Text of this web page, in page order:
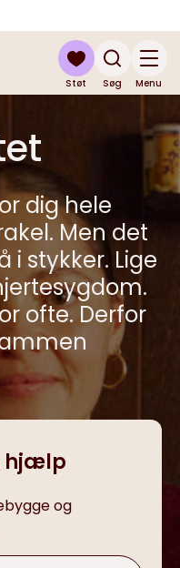
Søg
Støt Menu
dig hele
Men det
i stykker. Lige
ofte. Derfor
hjælp
og